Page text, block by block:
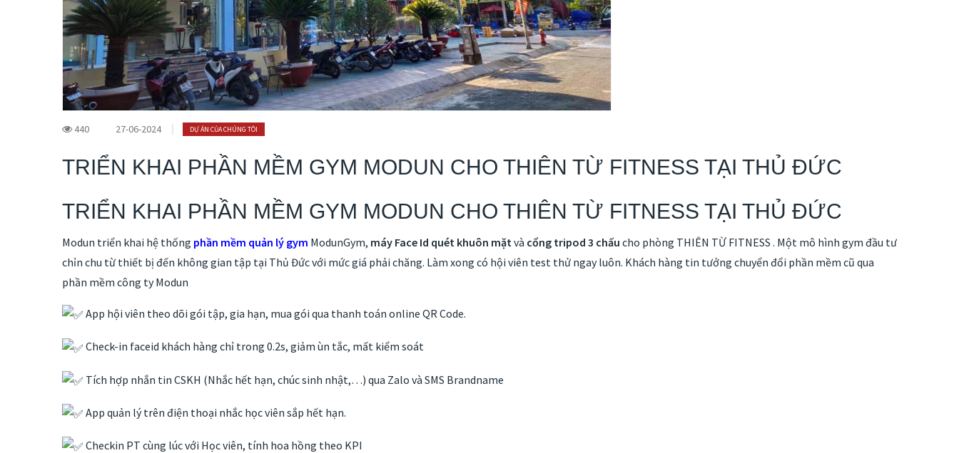
440 27-06-2024 DỰ ÁN CỦA CHÚNG TÔI
TRIỂN KHAI PHẦN MỀM GYM MODUN CHO THIÊN TỪ FITNESS TẠI THỦ ĐỨC
TRIỂN KHAI PHẦN MỀM GYM MODUN CHO THIÊN TỪ FITNESS TẠI THỦ ĐỨC
Modun triển khai hệ thống phần mềm quản lý gym ModunGym, máy Face Id quét khuôn mặtvà cổng tripod 3 chấu cho phòng THIÊN TỪ FITNESS . Một mô hình gym đầu tư
chỉn chu từ thiết bị đến không gian tập tại Thủ Đức với mức giá phải chăng. Làm xong có hội viên test thử ngay luôn. Khách hàng tin tưởng chuyển đổi phần mềm cũ qua
phần mềm công ty Modun
App hội viên theo dõi gói tập, gia hạn, mua gói qua thanh toán online QR Code.
Check-in faceid khách hàng chỉ trong 0.2s, giảm ùn tắc, mất kiểm soát
Tích hợp nhắn tin CSKH (Nhắc hết hạn, chúc sinh nhật,…) qua Zalo và SMS Brandname
App quản lý trên điện thoại nhắc học viên sắp hết hạn.
Checkin PT cùng lúc với Học viên, tính hoa hồng theo KPI